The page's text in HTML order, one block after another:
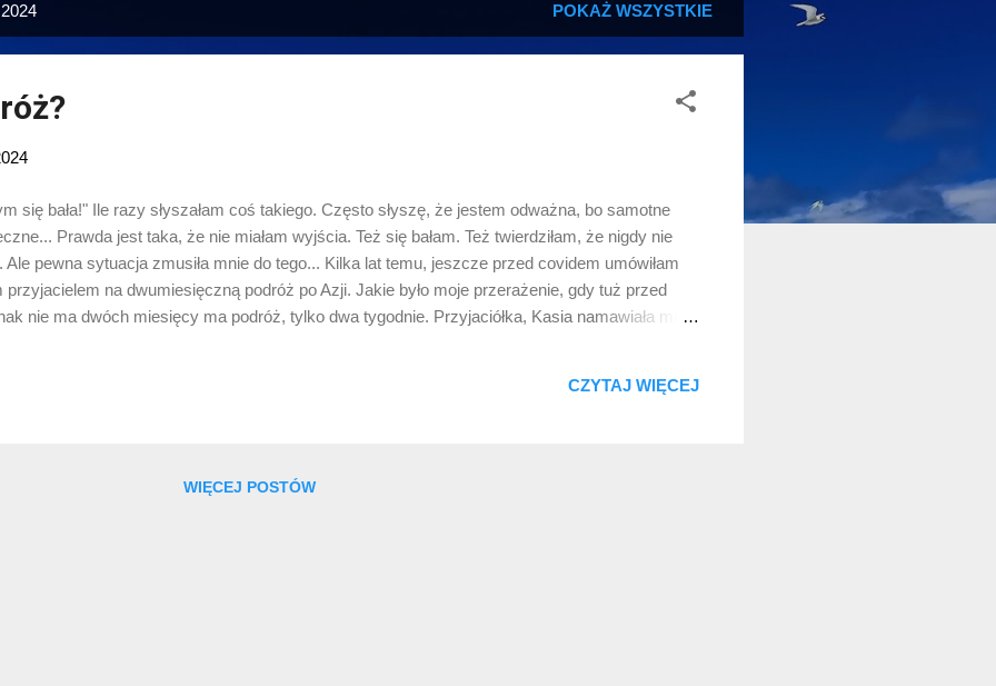
POKAŻ WSZYSTKIE
się bała!" Ile razy słyszałam coś takiego. Często słyszę, że jestem odważna, bo samotne
Prawda jest taka, że nie miałam wyjścia. Też się bałam. Też twierdziłam, że nigdy nie
pewna sytuacja zmusiła mnie do tego... Kilka lat temu, jeszcze przed covidem umówiłam
na dwumiesięczną podróż po Azji. Jakie było moje przerażenie, gdy tuż przed
nie ma dwóch miesięcy ma podróż, tylko dwa tygodnie. Przyjaciółka, Kasia namawiała mnie
Jak miałam sobie poradzić sama podróżując po Azji? Dotarłam do hostelu, wzięłam zeszyt i
CZYTAJ WIĘCEJ
WIĘCEJ POSTÓW